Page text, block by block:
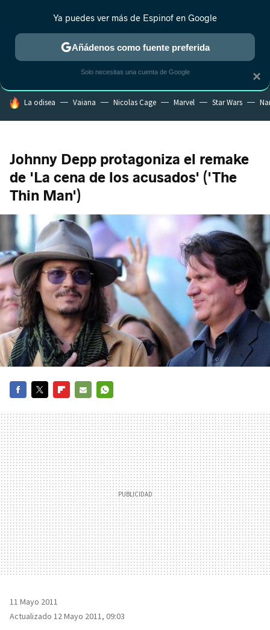
MENÚ NUEVO
ESTRENOS REALITY ANIME RANKINGS CINE
HOY SE HABLA DE
La odisea Vaiana Nicolas Cage Marvel Star Wars
Johnny Depp protagoniza el remake
de 'La cena de los acusados' ('The
Thin Man')
MAIL
11 Mayo 2011
Actualizado 12 Mayo 2011, 09:03
×
Ya puedes ver más de Espinof en Google
Añádenos como fuente preferida
Solo necesitas una cuenta de Google